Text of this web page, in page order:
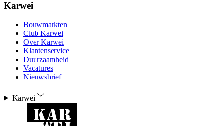
Karwei
Bouwmarkten
Club Karwei
Over Karwei
Klantenservice
Duurzaamheid
Vacatures
Nieuwsbrief
Karwei